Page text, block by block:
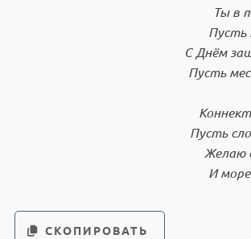
Ты в
Пусть
С Днём
Пусть
Пусть
Желаю
И
СКОПИРОВАТЬ